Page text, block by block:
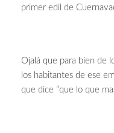
primer edil de
Ojalá que para bien de
los habitantes de ese
que dice “que lo que